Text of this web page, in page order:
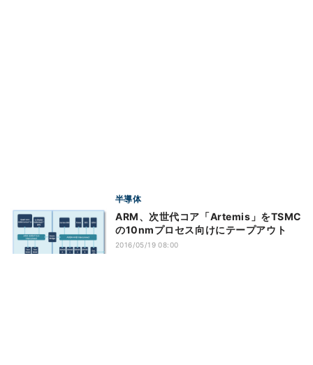
半導体
ARM、次世代コア「Artemis」をTSMC
の10nmプロセス向けにテープアウト
2016/05/19 08:00